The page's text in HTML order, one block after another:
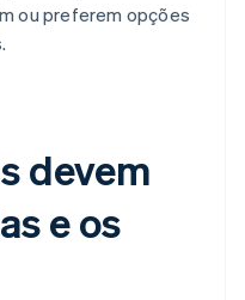
ou preferem opções
devem
e os